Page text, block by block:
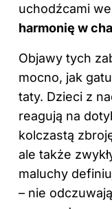
uchodźcami
harmonię w
Objawy tych
mocno, jak
taty. Dzieci z
reagują na
kolczastą
ale także
maluchy
– nie